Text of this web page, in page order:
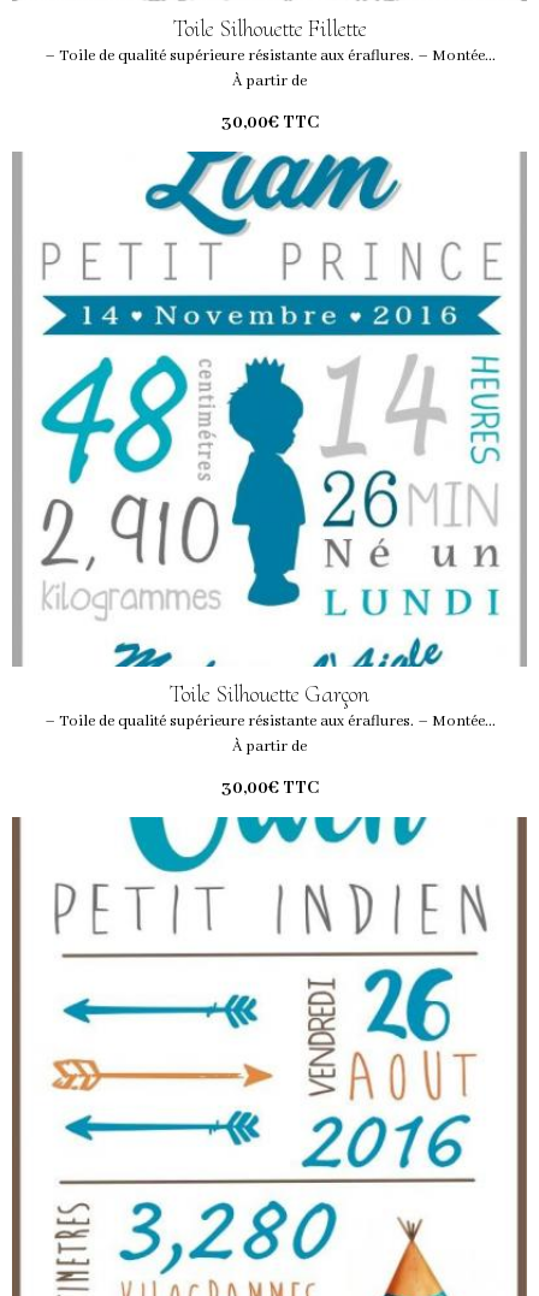
Toile Silhouette Fillette
– Toile de qualité supérieure résistante aux éraflures. – Montée...
À partir de
30,00€ TTC
Toile Silhouette Garçon
– Toile de qualité supérieure résistante aux éraflures. – Montée...
À partir de
30,00€ TTC